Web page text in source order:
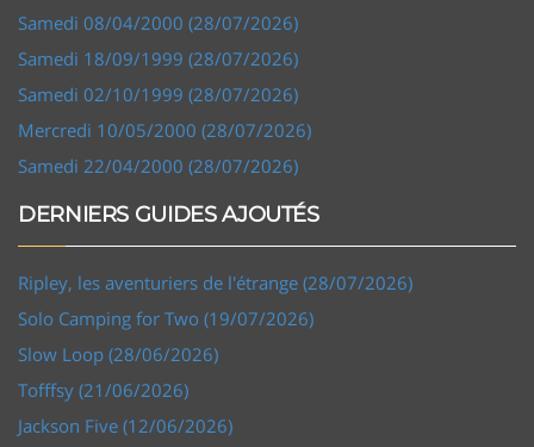
Samedi 08/04/2000 (28/07/2026)
Samedi 18/09/1999 (28/07/2026)
Samedi 02/10/1999 (28/07/2026)
Mercredi 10/05/2000 (28/07/2026)
Samedi 22/04/2000 (28/07/2026)
DERNIERS GUIDES AJOUTÉS
Ripley, les aventuriers de l'étrange (28/07/2026)
Solo Camping for Two (19/07/2026)
Slow Loop (28/06/2026)
Tofffsy (21/06/2026)
Jackson Five (12/06/2026)